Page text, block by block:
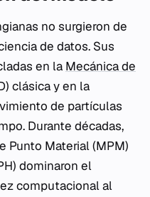
no surgieron de
de datos. Sus
en la Mecánica de
clásica y en la
de partículas
Durante décadas,
Punto Material (MPM)
dominaron el
computacional al